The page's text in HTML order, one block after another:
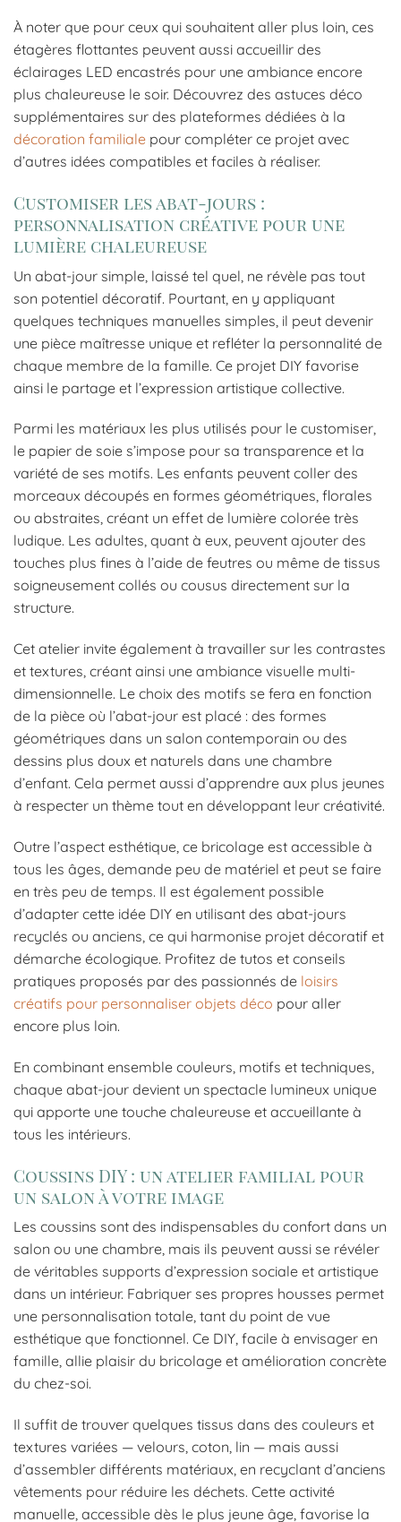
À noter que pour ceux qui souhaitent aller plus loin, ces
étagères flottantes peuvent aussi accueillir des
éclairages LED encastrés pour une ambiance encore
plus chaleureuse le soir. Découvrez des astuces déco
supplémentaires sur des plateformes dédiées à la
décoration familiale pour compléter ce projet avec
d’autres idées compatibles et faciles à réaliser.
Customiser les abat-jours :
personnalisation créative pour une
lumière chaleureuse
Un abat-jour simple, laissé tel quel, ne révèle pas tout
son potentiel décoratif. Pourtant, en y appliquant
quelques techniques manuelles simples, il peut devenir
une pièce maîtresse unique et refléter la personnalité de
chaque membre de la famille. Ce projet DIY favorise
ainsi le partage et l’expression artistique collective.
Parmi les matériaux les plus utilisés pour le customiser,
le papier de soie s’impose pour sa transparence et la
variété de ses motifs. Les enfants peuvent coller des
morceaux découpés en formes géométriques, florales
ou abstraites, créant un effet de lumière colorée très
ludique. Les adultes, quant à eux, peuvent ajouter des
touches plus fines à l’aide de feutres ou même de tissus
soigneusement collés ou cousus directement sur la
structure.
Cet atelier invite également à travailler sur les contrastes
et textures, créant ainsi une ambiance visuelle multi-
dimensionnelle. Le choix des motifs se fera en fonction
de la pièce où l’abat-jour est placé : des formes
géométriques dans un salon contemporain ou des
dessins plus doux et naturels dans une chambre
d’enfant. Cela permet aussi d’apprendre aux plus jeunes
à respecter un thème tout en développant leur créativité.
Outre l’aspect esthétique, ce bricolage est accessible à
tous les âges, demande peu de matériel et peut se faire
en très peu de temps. Il est également possible
d’adapter cette idée DIY en utilisant des abat-jours
recyclés ou anciens, ce qui harmonise projet décoratif et
démarche écologique. Profitez de tutos et conseils
pratiques proposés par des passionnés de loisirs
créatifs pour personnaliser objets déco pour aller
encore plus loin.
En combinant ensemble couleurs, motifs et techniques,
chaque abat-jour devient un spectacle lumineux unique
qui apporte une touche chaleureuse et accueillante à
tous les intérieurs.
Coussins DIY : un atelier familial pour
un salon à votre image
Les coussins sont des indispensables du confort dans un
salon ou une chambre, mais ils peuvent aussi se révéler
de véritables supports d’expression sociale et artistique
dans un intérieur. Fabriquer ses propres housses permet
une personnalisation totale, tant du point de vue
esthétique que fonctionnel. Ce DIY, facile à envisager en
famille, allie plaisir du bricolage et amélioration concrète
du chez-soi.
Il suffit de trouver quelques tissus dans des couleurs et
textures variées — velours, coton, lin — mais aussi
d’assembler différents matériaux, en recyclant d’anciens
vêtements pour réduire les déchets. Cette activité
manuelle, accessible dès le plus jeune âge, favorise la